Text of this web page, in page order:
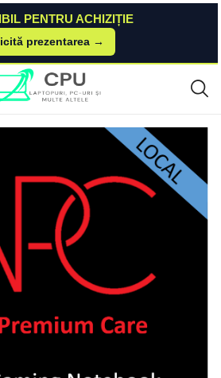
PENTRU ACHIZIȚIE
prezentarea →
accidentale 3 ani pentru Laptop Gami